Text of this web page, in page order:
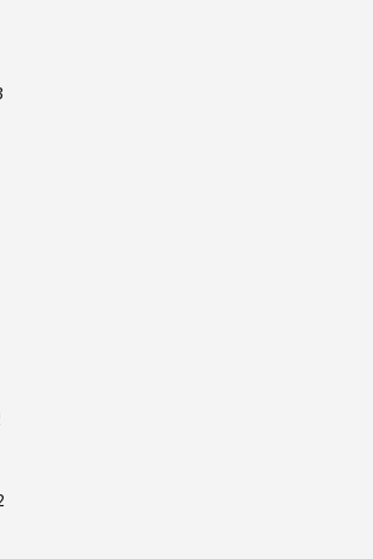
Aftens nyhedsbrev